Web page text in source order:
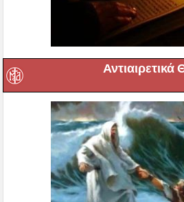
Αντιαιρετικά